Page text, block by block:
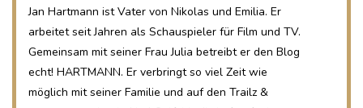
Jan Hartmann ist Vater von Nikolas und Emilia. Er
arbeitet seit Jahren als Schauspieler für Film und TV.
Gemeinsam mit seiner Frau Julia betreibt er den Blog
echt! HARTMANN. Er verbringt so viel Zeit wie
möglich mit seiner Familie und auf den Trailz &